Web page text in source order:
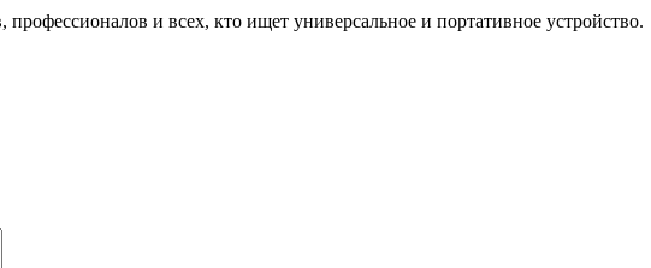
и всех, кто ищет универсальное и портативное устройство.